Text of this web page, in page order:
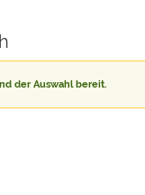
der Auswahl bereit.